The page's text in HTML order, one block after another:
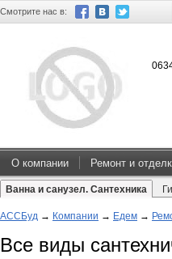
Смотрите нас в:
О компании Ремонт и
Ванна и санузел. Сантехника
АССБуд → Компании → Едем →
Все виды